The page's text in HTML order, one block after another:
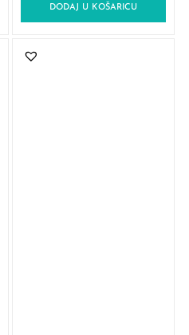
DODAJ U KOŠARICU